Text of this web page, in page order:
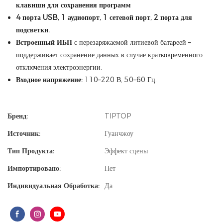
клавиши для сохранения программ
4 порта USB, 1 аудиопорт, 1 сетевой порт, 2 порта для
подсветки.
Встроенный ИБПс перезаряжаемой литиевой батареей –
поддерживает сохранение данных в случае кратковременного
отключения электроэнергии.
Входное напряжение:110–220 В, 50–60 Гц.
Бренд:
TIPTOP
Источник:
Гуанчжоу
Тип Продукта:
Эффект сцены
Импортировано:
Нет
Индивидуальная Обработка: Да